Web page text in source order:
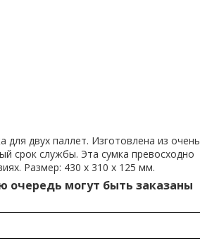
двух паллет. Изготовлена из очень
срок службы. Эта сумка превосходно
Размер: 430 x 310 x 125 мм.
очередь могут быть заказаны